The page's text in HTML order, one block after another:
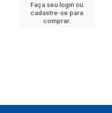
Faça seu login ou
cadastre-se para
comprar.